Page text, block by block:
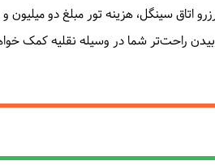
سینگل، هزینه تور مبلغ دو میلیون
راحت‌تر شما در وسیله نقلیه کمک